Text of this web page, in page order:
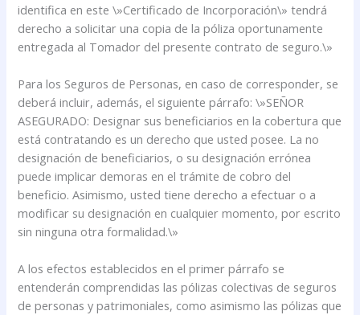
identifica en este \»Certificado de Incorporación\» tendrá
derecho a solicitar una copia de la póliza oportunamente
entregada al Tomador del presente contrato de seguro.\»
Para los Seguros de Personas, en caso de corresponder, se
deberá incluir, además, el siguiente párrafo: \»SEÑOR
ASEGURADO: Designar sus beneficiarios en la cobertura que
está contratando es un derecho que usted posee. La no
designación de beneficiarios, o su designación errónea
puede implicar demoras en el trámite de cobro del
beneficio. Asimismo, usted tiene derecho a efectuar o a
modificar su designación en cualquier momento, por escrito
sin ninguna otra formalidad.\»
A los efectos establecidos en el primer párrafo se
entenderán comprendidas las pólizas colectivas de seguros
de personas y patrimoniales, como asimismo las pólizas que